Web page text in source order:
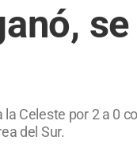
Celeste por 2 a 0
del Sur.